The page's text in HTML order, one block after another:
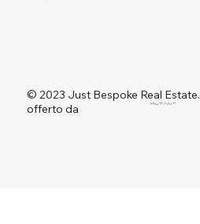
© 2023 Just Bespoke Real Estate.
offerto da